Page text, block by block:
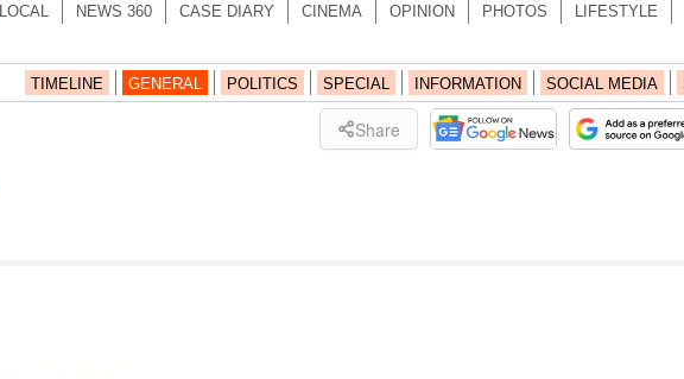
LOCAL NEWS 360 CASE DIARY CINEMA OPINION PHOTOS LIFESTYLE
TIMELINE GENERAL POLITICS SPECIAL INFORMATION SOCIAL MEDIA
Share